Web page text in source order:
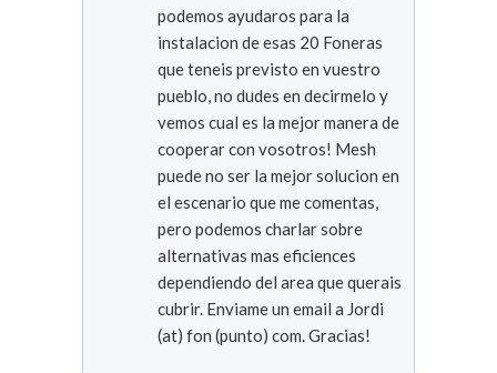
podemos ayudaros para la
instalacion de esas 20 Foneras
que teneis previsto en vuestro
pueblo, no dudes en decirmelo y
vemos cual es la mejor manera de
cooperar con vosotros! Mesh
puede no ser la mejor solucion en
el escenario que me comentas,
pero podemos charlar sobre
alternativas mas eficiences
dependiendo del area que querais
cubrir. Enviame un email a Jordi
(at) fon (punto) com. Gracias!